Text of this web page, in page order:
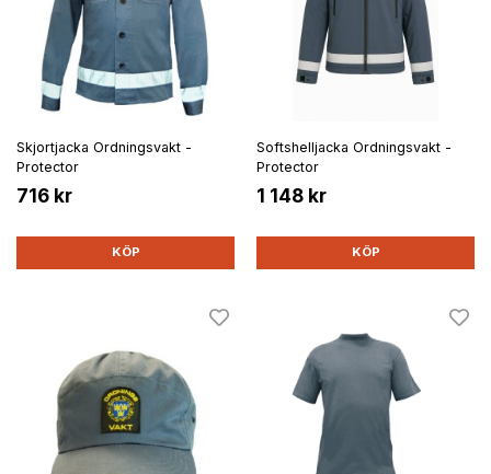
Skjortjacka Ordningsvakt -
Protector
716 kr
KÖP
Softshelljacka Ordningsvakt -
Protector
1 148 kr
KÖP